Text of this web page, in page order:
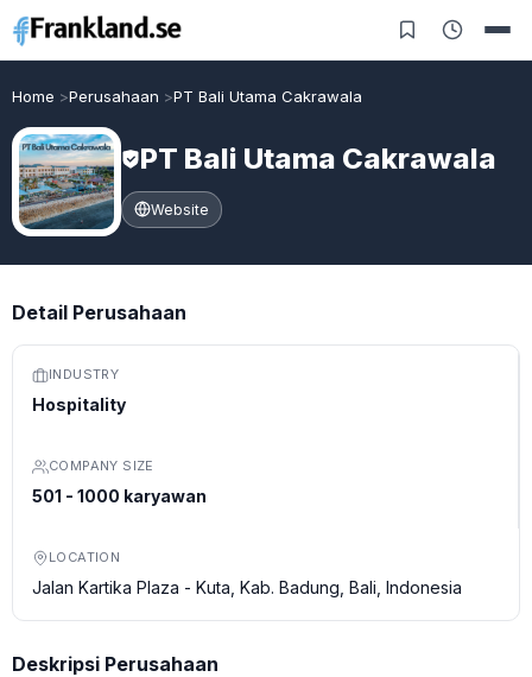
Home Perusahaan PT Bali Utama Cakrawala
PT Bali Utama Cakrawala
Website
Detail Perusahaan
INDUSTRY
Hospitality
COMPANY SIZE
501 - 1000 karyawan
LOCATION
Jalan Kartika Plaza - Kuta, Kab. Badung, Bali, Indonesia
Deskripsi Perusahaan